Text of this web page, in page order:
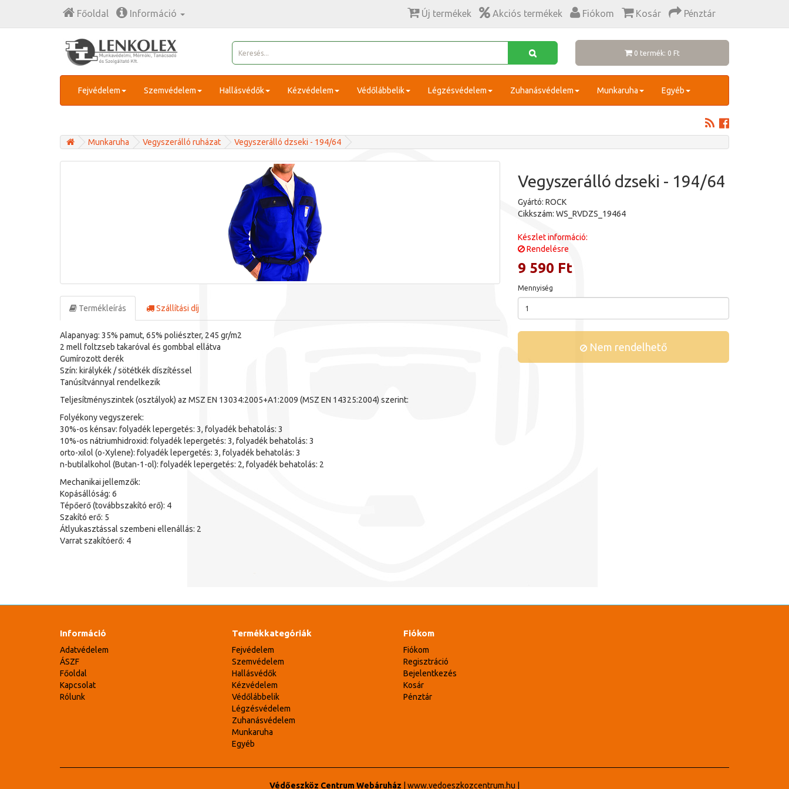
Főoldal Információ Új termékek Akciós termékek Fiókom Kosár Pénztár
0 termék: 0 Ft
Fejvédelem Szemvédelem Hallásvédők Kézvédelem Védőlábbelik Légzésvédelem Zuhanásvédelem Munkaruha Egyéb
Munkaruha Vegyszerálló ruházat Vegyszerálló dzseki - 194/64
Termékleírás Szállítási díj
Alapanyag: 35% pamut, 65% poliészter, 245 gr/m2
2 mell foltzseb takaróval és gombbal ellátva
Gumírozott derék
Szín: királykék / sötétkék díszítéssel
Tanúsítvánnyal rendelkezik
Teljesítményszintek (osztályok) az MSZ EN 13034:2005+A1:2009 (MSZ EN 14325:2004) szerint:
Folyékony vegyszerek:
30%-os kénsav: folyadék lepergetés: 3, folyadék behatolás: 3
10%-os nátriumhidroxid: folyadék lepergetés: 3, folyadék behatolás: 3
orto-xilol (o-Xylene): folyadék lepergetés: 3, folyadék behatolás: 3
n-butilalkohol (Butan-1-ol): folyadék lepergetés: 2, folyadék behatolás: 2
Mechanikai jellemzők:
Kopásállóság: 6
Tépőerő (továbbszakító erő): 4
Szakító erő: 5
Átlyukasztással szembeni ellenállás: 2
Varrat szakítóerő: 4
Vegyszerálló dzseki - 194/64
Gyártó: ROCK
Cikkszám: WS_RVDZS_19464
Készlet információ:
Rendelésre
9 590 Ft
Mennyiség
Nem rendelhető
Információ
Adatvédelem
ÁSZF
Főoldal
Kapcsolat
Rólunk
Termékkategóriák
Fejvédelem
Szemvédelem
Hallásvédők
Kézvédelem
Védőlábbelik
Légzésvédelem
Zuhanásvédelem
Munkaruha
Egyéb
Fiókom
Fiókom
Regisztráció
Bejelentkezés
Kosár
Pénztár
Védőeszköz Centrum Webáruház www.vedoeszkozcentrum.hu